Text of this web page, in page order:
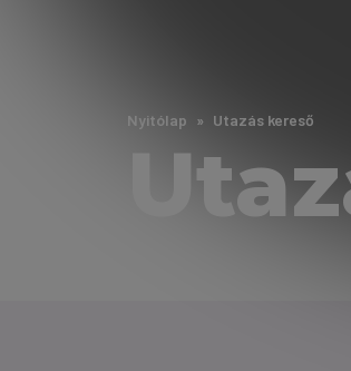
Nyitólap Utazás kereső